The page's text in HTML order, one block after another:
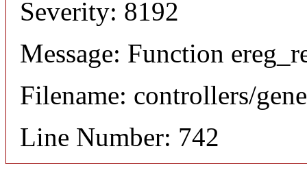
Severity: 8192
Message: Function
Filename: controllers/
Line Number: 742